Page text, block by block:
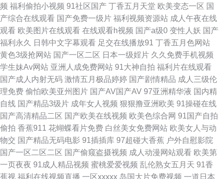
视频网 丰满人妻影片 国产美女喷水 黄色电影黄址 欧美性爱直播 日本色视频
日韩精品3区2区 日日干天天日 91蓝莓视频 国产网络自拍 97视频总站 国产
喷水在线观看 九九伊人大香蕉 欧美自慰喷水网站 日韩AV影视中文 五月丁香
成人网站 亚洲成人艺术网 在线肛交 爱豆传媒映画 超碰欧美成人 人妻人人摸
亚洲黄色免费电影 91白丝尤物 91性条小网站 抖阴成人免费观看 九一福利区
色色韩日 91逼在线 久草日本在线 免费成人 人人肏屄 日本无码五区 午夜少
好福利 亚洲成人一区 亚洲AV炮图 91成人区 91大神片子 91成人区 91丝足日
频 福利偷拍小视频 91社区国产 丁香五月天堂 欧美变态一区 国
产综合在线观看 国产免费一级片 福利视频资源站 成人午夜在线
观看 欧美图片在线观看 在线观看h视频 国产a级0 变性人妖 国产
福利永久
日韩中文字幕观看 足交在线播放91 丁香五月色网站
黄色3级抢网站 国产一区二区 日本一级婬片 久久免费手机视频
学生妹Av网站 亚洲人成免费网站 91大神自拍 福利片在线观看
国产成人内射无码 激情五月极品婷婷 国产剧情精品 成人三级伦
理免费 偷怕欧美亚州图片 国产AV国产AV 97亚洲精华液 国内精
自线 国产精品3级片 成年女人视频 狠狠撸亚洲欧美 91操碰在线
国产高清精品二区 国产欧美在线视频 欧美色综合网 91国产自拍
偷拍 香蕉911 花蝴蝶看片免费 白丝美女免费网站 欧美女人与动
物交 国产精品无码电影 91插插库 97超碰大香蕉 户外自慰影院
国产一区二区二区 国产偷窥盗摄视频 成人动漫网站观看 欧美第
一页夜夜 91成人精品视频 蜜桃爱爱视频 乱伦熟女五月天 91香
蕉视 福利在线视频直播 一区xxxxx 岛国大片免费视频 一道日本